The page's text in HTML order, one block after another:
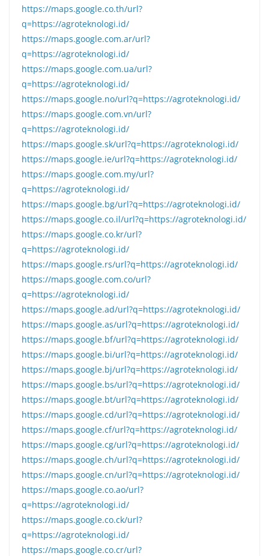
https://maps.google.co.th/url?
q=https://agroteknologi.id/
https://maps.google.com.ar/url?
q=https://agroteknologi.id/
https://maps.google.com.ua/url?
q=https://agroteknologi.id/
https://maps.google.no/url?q=https://agroteknologi.id/
https://maps.google.com.vn/url?
q=https://agroteknologi.id/
https://maps.google.sk/url?q=https://agroteknologi.id/
https://maps.google.ie/url?q=https://agroteknologi.id/
https://maps.google.com.my/url?
q=https://agroteknologi.id/
https://maps.google.bg/url?q=https://agroteknologi.id/
https://maps.google.co.il/url?q=https://agroteknologi.id/
https://maps.google.co.kr/url?
q=https://agroteknologi.id/
https://maps.google.rs/url?q=https://agroteknologi.id/
https://maps.google.com.co/url?
q=https://agroteknologi.id/
https://maps.google.ad/url?q=https://agroteknologi.id/
https://maps.google.as/url?q=https://agroteknologi.id/
https://maps.google.bf/url?q=https://agroteknologi.id/
https://maps.google.bi/url?q=https://agroteknologi.id/
https://maps.google.bj/url?q=https://agroteknologi.id/
https://maps.google.bs/url?q=https://agroteknologi.id/
https://maps.google.bt/url?q=https://agroteknologi.id/
https://maps.google.cd/url?q=https://agroteknologi.id/
https://maps.google.cf/url?q=https://agroteknologi.id/
https://maps.google.cg/url?q=https://agroteknologi.id/
https://maps.google.ch/url?q=https://agroteknologi.id/
https://maps.google.cn/url?q=https://agroteknologi.id/
https://maps.google.co.ao/url?
q=https://agroteknologi.id/
https://maps.google.co.ck/url?
q=https://agroteknologi.id/
https://maps.google.co.cr/url?